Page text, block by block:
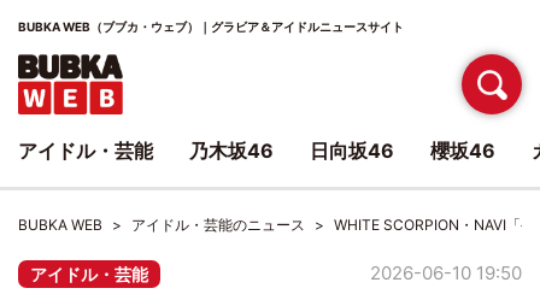
BUBKA WEB（ブブカ・ウェブ）｜グラビア＆アイドルニュースサイト
BUBKA WEB アイドル・芸能のニュース WHITE SCORPION・NAVI「
アイドル・芸能 2026-06-10 19:50
アイドル・芸能 乃木坂46 日向坂46 櫻坂46